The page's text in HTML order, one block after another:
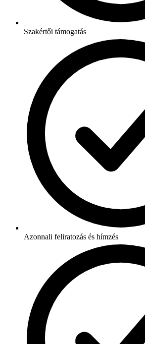
Szakértői támogatás
Azonnali feliratozás és hímzés